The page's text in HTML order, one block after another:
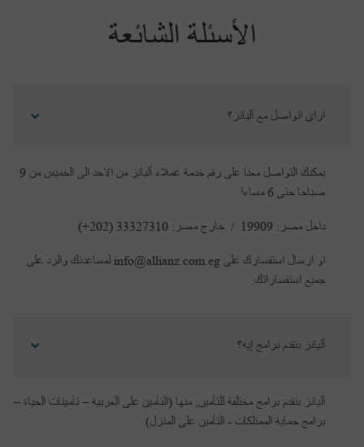
الأسئلة الشائعة
ازاي اتواصل مع أليانز؟
يمكنك التواصل معنا على رقم خدمة عملاء أليانز من الاحد الى الخميس من 9
صباحا حتى 6 مساءا
داخل مصر: 19909 / خارج مصر: 33327310 (202+)
او ارسال استفسارك على info@allianz.com.eg لمساعدتك والرد على
جميع استفساراتك.
أليانز بتقدم برامج إيه؟
أليانز بتقدم برامج مختلفة للتأمين, منها (التأمين على العربية – تأمينات الحياة –
برامج حماية الممتلكات - التأمين على المنزل)